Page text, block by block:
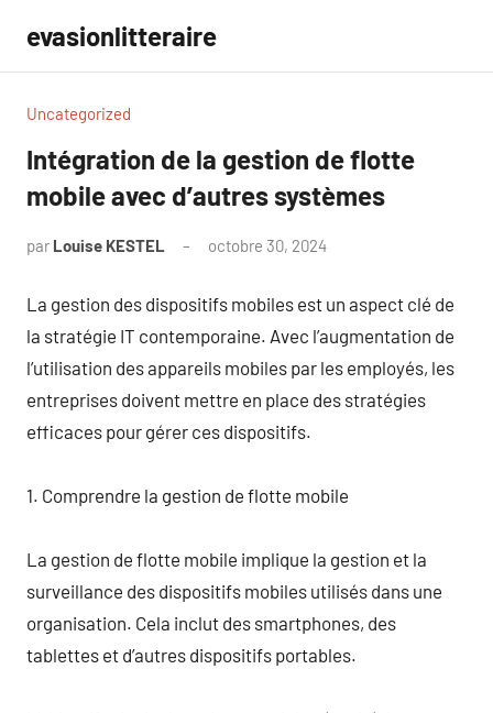
contenu
evasionlitteraire
Uncategorized
Intégration de la gestion de flotte
mobile avec d’autres systèmes
par Louise KESTEL octobre 30, 2024
La gestion des dispositifs mobiles est un aspect clé de
la stratégie IT contemporaine. Avec l’augmentation de
l’utilisation des appareils mobiles par les employés, les
entreprises doivent mettre en place des stratégies
efficaces pour gérer ces dispositifs.
1. Comprendre la gestion de flotte mobile
La gestion de flotte mobile implique la gestion et la
surveillance des dispositifs mobiles utilisés dans une
organisation. Cela inclut des smartphones, des
tablettes et d’autres dispositifs portables.